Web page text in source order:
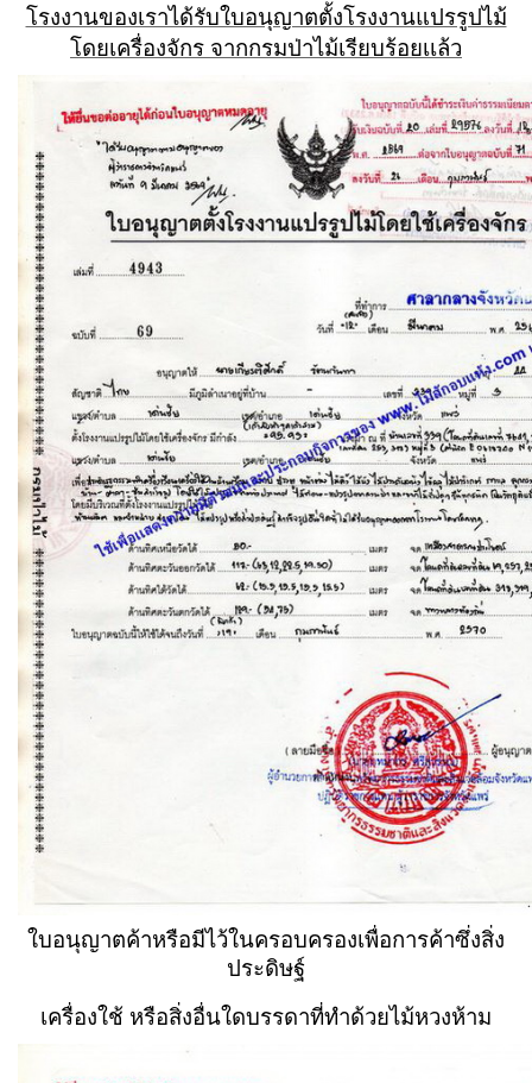
โรงงานของเราได้รับใบอนุญาตตั้งโรงงานแปรรูปไม้
โดยเครื่องจักร จากกรมป่าไม้เรียบร้อยเเล้ว
ใบอนุญาตค้าหรือมีไว้ในครอบครองเพื่อการค้าซึ่งสิ่ง
ประดิษฐ์
เครื่องใช้ หรือสิ่งอื่นใดบรรดาที่ทำด้วยไม้หวงห้าม